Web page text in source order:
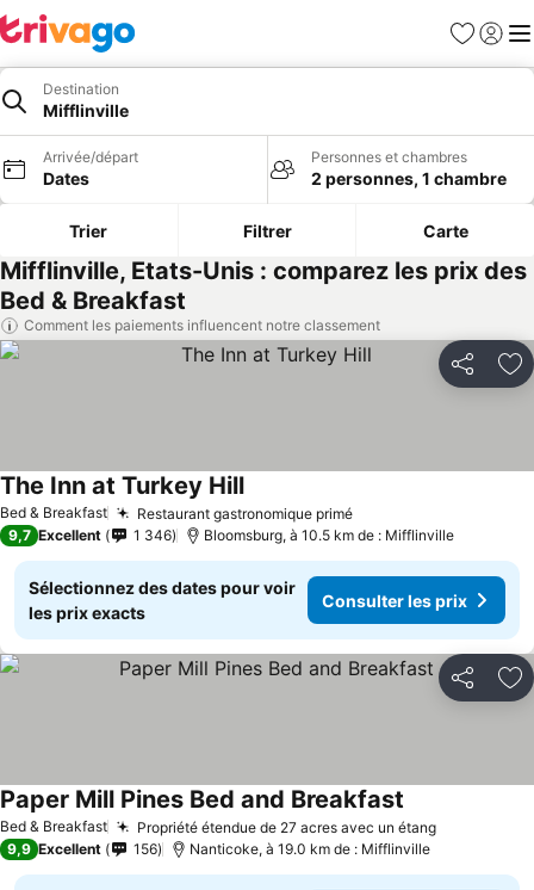
Favoris
Se
Destination
Mifflinville
Arrivée/départ
Dates
Personnes et chambres
2 personnes, 1 chambre
Trier Filtrer Carte
Mifflinville, Etats-Unis : comparez les prix des
Bed & Breakfast
Comment les paiements influencent notre classement
Partager
Bed & Breakfast Restaurant gastronomique priméConsulter les prix
The Inn at Turkey HillConsulter les prix
9,7 Excellent 1 346 Bloomsburg, à 10.5 km de : Mifflinville
Sélectionnez des dates pour voir
les prix exacts
Consulter les prix
Partager
Bed & Breakfast Propriété étendue de 27 acres avec un étangConsulter
Paper Mill Pines Bed and Breakfast
9,9 Excellent 156 Nanticoke, à 19.0 km de : Mifflinville